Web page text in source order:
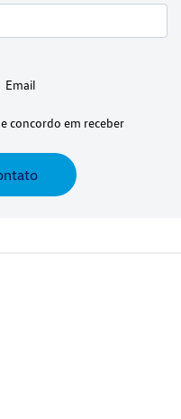
Email
e concordo em receber